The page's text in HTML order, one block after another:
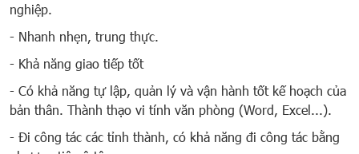
nghiệp.
- Nhanh nhẹn, trung thực.
- Khả năng giao tiếp tốt
- Có khả năng tự lập, quản lý và vận hành tốt kế hoạch của
bản thân. Thành thạo vi tính văn phòng (Word, Excel...).
- Đi công tác các tỉnh thành, có khả năng đi công tác bằng